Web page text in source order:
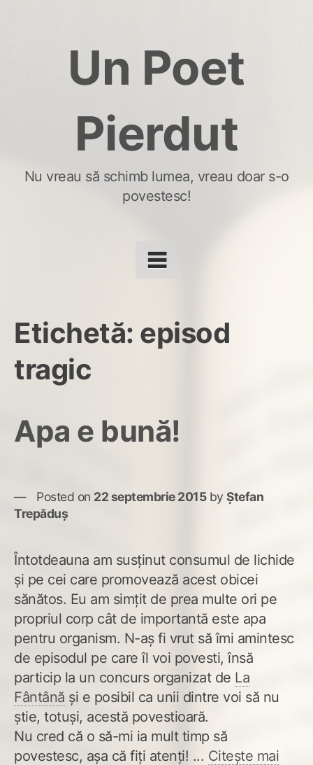
Un Poet
Pierdut
Nu vreau să schimb lumea, vreau doar s-o
povestesc!
Etichetă: episod
tragic
Apa e bună!
Posted on 22 septembrie 2015by Ștefan
Trepăduș
Întotdeauna am susținut consumul de lichide
și pe cei care promovează acest obicei
sănătos. Eu am simțit de prea multe ori pe
propriul corp cât de importantă este apa
pentru organism. N-aș fi vrut să îmi amintesc
de episodul pe care îl voi povesti, însă
particip la un concurs organizat de La
Fântână și e posibil ca unii dintre voi să nu
știe, totuși, acestă povestioară.
Nu cred că o să-mi ia mult timp să
povestesc, așa că fiți atenți! ... Citește mai